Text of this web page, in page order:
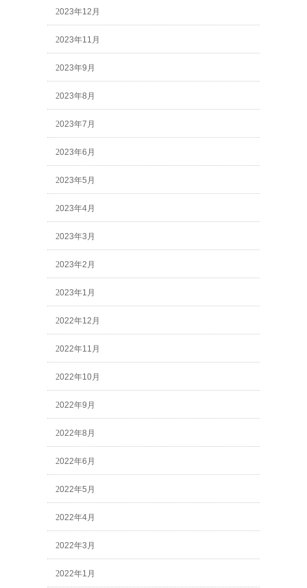
2023年12月
2023年11月
2023年9月
2023年8月
2023年7月
2023年6月
2023年5月
2023年4月
2023年3月
2023年2月
2023年1月
2022年12月
2022年11月
2022年10月
2022年9月
2022年8月
2022年6月
2022年5月
2022年4月
2022年3月
2022年1月